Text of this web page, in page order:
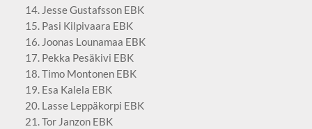
14. Jesse Gustafsson EBK
15. Pasi Kilpivaara EBK
16. Joonas Lounamaa EBK
17. Pekka Pesäkivi EBK
18. Timo Montonen EBK
19. Esa Kalela EBK
20. Lasse Leppäkorpi EBK
21. Tor Janzon EBK